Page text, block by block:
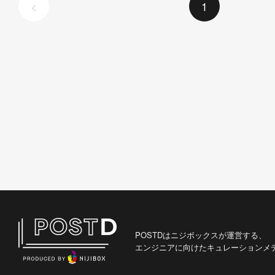
< 1
POSTDはニジボックスが運営する、
エンジニアに向けたキュレーションメ